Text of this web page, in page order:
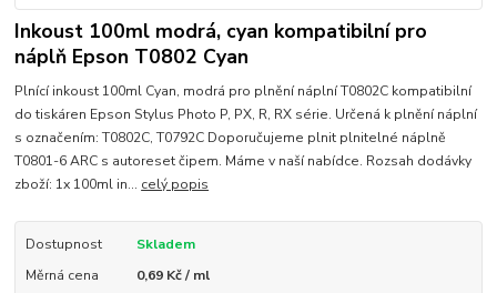
Inkoust 100ml modrá, cyan kompatibilní pro
náplň Epson T0802 Cyan
Plnící inkoust 100ml Cyan, modrá pro plnění náplní T0802C kompatibilní
do tiskáren Epson Stylus Photo P, PX, R, RX série. Určená k plnění náplní
s označením: T0802C, T0792C Doporučujeme plnit plnitelné náplně
T0801-6 ARC s autoreset čipem. Máme v naší nabídce. Rozsah dodávky
zboží: 1x 100ml in... celý popis
Dostupnost
Skladem
Měrná cena
0,69 Kč / ml